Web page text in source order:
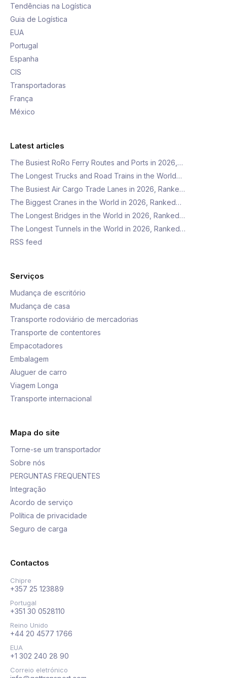
Tendências na Logística
Guia de Logística
EUA
Portugal
Espanha
CIS
Transportadoras
França
México
Latest articles
The Busiest RoRo Ferry Routes and Ports in 2026,…
The Longest Trucks and Road Trains in the World…
The Busiest Air Cargo Trade Lanes in 2026, Ranke…
The Biggest Cranes in the World in 2026, Ranked…
The Longest Bridges in the World in 2026, Ranked…
The Longest Tunnels in the World in 2026, Ranked…
RSS feed
Serviços
Mudança de escritório
Mudança de casa
Transporte rodoviário de mercadorias
Transporte de contentores
Empacotadores
Embalagem
Aluguer de carro
Viagem Longa
Transporte internacional
Mapa do site
Torne-se um transportador
Sobre nós
PERGUNTAS FREQUENTES
Integração
Acordo de serviço
Política de privacidade
Seguro de carga
Contactos
Chipre
+357 25 123889
Portugal
+351 30 0528110
Reino Unido
+44 20 4577 1766
EUA
+1 302 240 28 90
Correio eletrónico